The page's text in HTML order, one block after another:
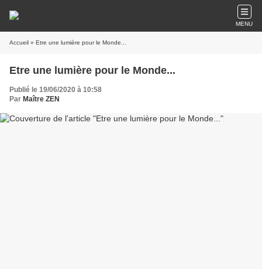
MENU
Accueil » Etre une lumière pour le Monde...
Etre une lumière pour le Monde...
Publié le 19/06/2020 à 10:58
Par Maître ZEN